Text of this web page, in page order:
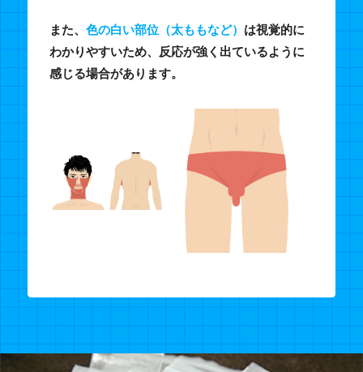
また、 色の白い部位（太ももなど） は視覚的に
わかりやすいため、反応が強く出ているように
感じる場合があります。